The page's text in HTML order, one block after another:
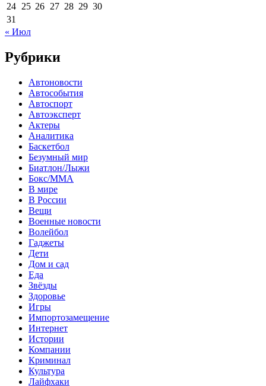
24 25 26 27 28 29 30
31
« Июл
Рубрики
Автоновости
Автособытия
Автоспорт
Автоэксперт
Актеры
Аналитика
Баскетбол
Безумный мир
Биатлон/Лыжи
Бокс/MMA
В мире
В России
Вещи
Военные новости
Волейбол
Гаджеты
Дети
Дом и сад
Еда
Звёзды
Здоровье
Игры
Импортозамещение
Интернет
Истории
Компании
Криминал
Культура
Лайфхаки